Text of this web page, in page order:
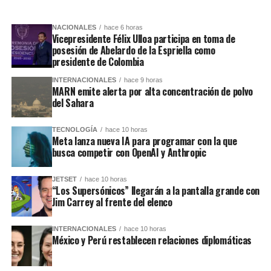
NACIONALES hace 6 horas
Vicepresidente Félix Ulloa participa en toma de
posesión de Abelardo de la Espriella como
presidente de Colombia
INTERNACIONALES hace 9 horas
MARN emite alerta por alta concentración de polvo
del Sahara
TECNOLOGÍA hace 10 horas
Meta lanza nueva IA para programar con la que
busca competir con OpenAI y Anthropic
JETSET hace 10 horas
“Los Supersónicos” llegarán a la pantalla grande con
Jim Carrey al frente del elenco
INTERNACIONALES hace 10 horas
México y Perú restablecen relaciones diplomáticas